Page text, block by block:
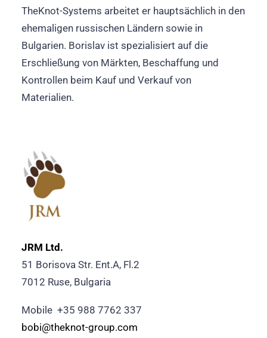
TheKnot-Systems arbeitet er hauptsächlich in den
ehemaligen russischen Ländern sowie in
Bulgarien. Borislav ist spezialisiert auf die
Erschließung von Märkten, Beschaffung und
Kontrollen beim Kauf und Verkauf von
Materialien.
JRM Ltd.
51 Borisova Str. Ent.A, Fl.2
7012 Ruse, Bulgaria
Mobile +35 988 7762 337
bobi@theknot-group.com